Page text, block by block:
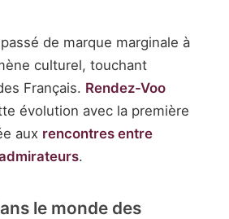
de marque marginale à
culturel, touchant
Français. Rendez-Voo
évolution avec la première
aux rencontres entre
.
le monde des